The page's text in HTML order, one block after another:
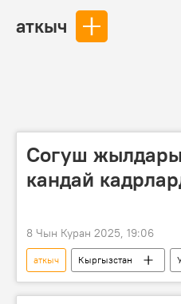
аткыч
Согуш
кандай
8 Чын Куран 2025, 19:06
аткыч Кыргызстан
Сүрөт
Сүрөт түрмөк